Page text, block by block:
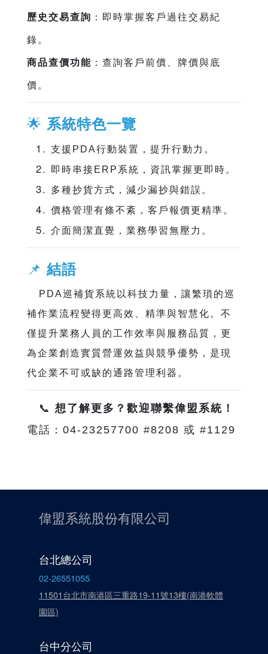
歷史交易查詢 ：即時掌握客戶過往交易紀
錄。
商品查價功能 ：查詢客戶前價、牌價與底
價。
🌟 系統特色一覽
支援PDA行動裝置，提升行動力。
即時串接ERP系統，資訊掌握更即時。
多種抄貨方式，減少漏抄與錯誤。
價格管理有條不紊，客戶報價更精準。
介面簡潔直覺，業務學習無壓力。
📌 結語
PDA巡補貨系統以科技力量，讓繁瑣的巡
補作業流程變得更高效、精準與智慧化。不
僅提升業務人員的工作效率與服務品質，更
為企業創造實質營運效益與競爭優勢，是現
代企業不可或缺的通路管理利器。
📞 想了解更多？歡迎聯繫偉盟系統！
電話：04-23257700 #8208 或 #1129
偉盟系統股份有限公司
台北總公司
02-26551055
11501台北市南港區三重路19-11號13樓(南港軟體
園區)
台中分公司